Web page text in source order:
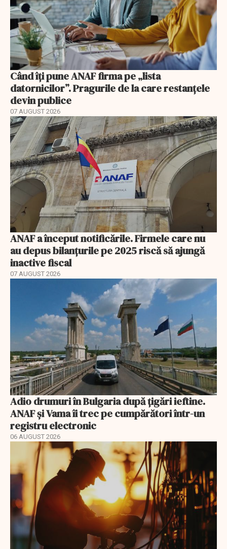
Când îți pune ANAF firma pe „lista
datornicilor”. Pragurile de la care restanțele
devin publice
07 AUGUST 2026
ANAF a început notificările. Firmele care nu
au depus bilanțurile pe 2025 riscă să ajungă
inactive fiscal
07 AUGUST 2026
Adio drumuri în Bulgaria după țigări ieftine.
ANAF și Vama îi trec pe cumpărători într-un
registru electronic
06 AUGUST 2026